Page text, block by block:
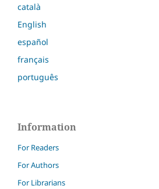
català
English
español
français
português
Information
For Readers
For Authors
For Librarians